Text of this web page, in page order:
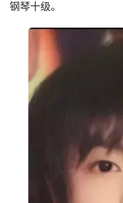
钢琴十级。